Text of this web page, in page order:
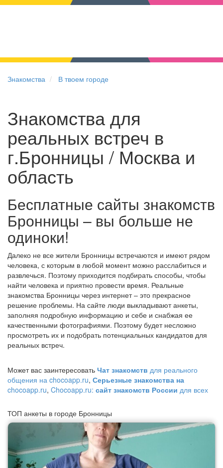
Знакомства В твоем городе
Знакомства для
реальных встреч в
г.Бронницы / Москва и
область
Бесплатные сайты знакомств
Бронницы – вы больше не
одиноки!
Далеко не все жители Бронницы встречаются и имеют рядом
человека, с которым в любой момент можно расслабиться и
развлечься. Поэтому приходится подбирать способы, чтобы
найти человека и приятно провести время. Реальные
знакомства Бронницы через интернет – это прекрасное
решение проблемы. На сайте люди выкладывают анкеты,
заполняя подробную информацию и себе и снабжая ее
качественными фотографиями. Поэтому будет несложно
просмотреть их и подобрать потенциальных кандидатов для
реальных встреч.
Может вас заинтересовать Чат знакомств для реального
общения на chocoapp.ru, Серьезные знакомства на
chocoapp.ru, Chocoapp.ru: сайт знакомств России для всех
ТОП анкеты в городе Бронницы